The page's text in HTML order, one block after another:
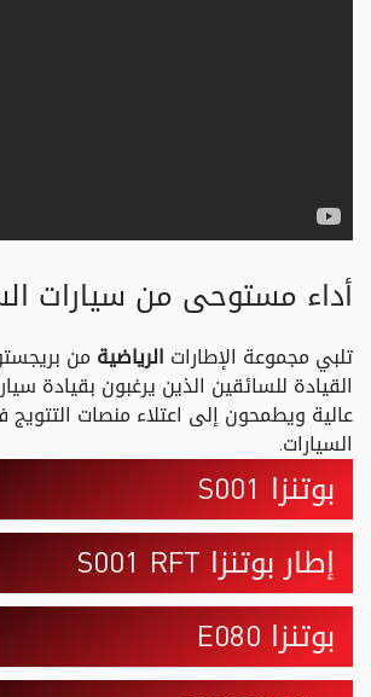
أداء مستوحى من سيارات
تلبي مجموعة الإطارات الرياضيةمن
القيادة للسائقين الذين يرغبون بقيادة
عالية ويطمحون إلى اعتلاء منصات
السيارات.
بوتنزا S001
إطار بوتنزا S001 RFT
بوتنزا E080